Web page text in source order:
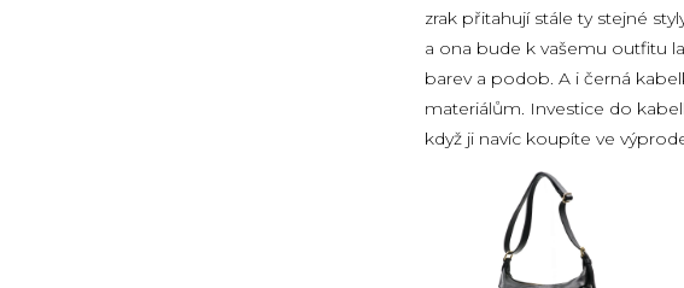
zrak přitahují stále ty stejné
a ona bude k vašemu outfitu
barev a podob. A i černá
materiálům. Investice do
když ji navíc koupíte ve